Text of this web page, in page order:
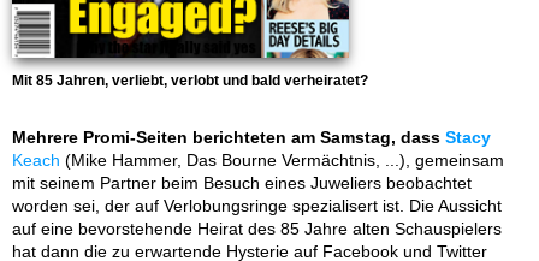
Mit 85 Jahren, verliebt, verlobt und bald verheiratet?
Mehrere Promi-Seiten berichteten am Samstag, dass Stacy
Keach (Mike Hammer, Das Bourne Vermächtnis, ...), gemeinsam
mit seinem Partner beim Besuch eines Juweliers beobachtet
worden sei, der auf Verlobungsringe spezialisert ist. Die Aussicht
auf eine bevorstehende Heirat des 85 Jahre alten Schauspielers
hat dann die zu erwartende Hysterie auf Facebook und Twitter